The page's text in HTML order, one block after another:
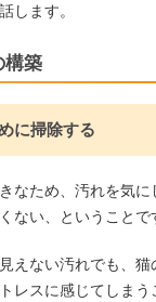
します。
構築
に掃除する
なため、汚れを気
ない、ということで
えない汚れでも、
レスに感じてしまう